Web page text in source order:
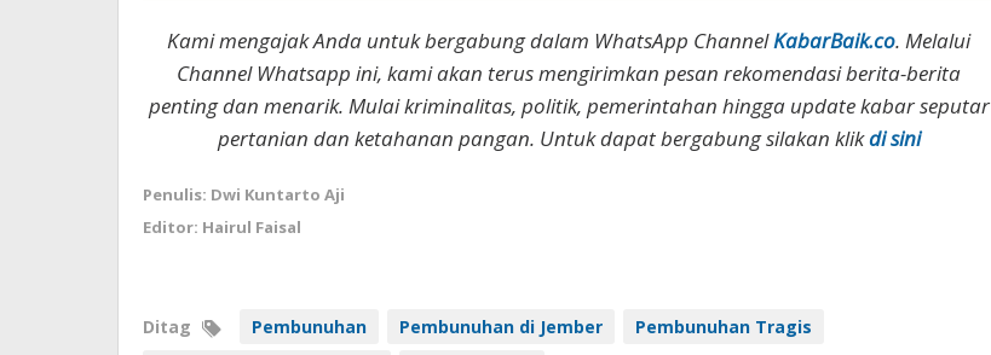
Kami mengajak Anda untuk bergabung dalam WhatsApp ChannelKabarBaik.co. Melalui
Channel Whatsapp ini, kami akan terus mengirimkan pesan rekomendasi berita-berita
penting dan menarik. Mulai kriminalitas, politik, pemerintahan hingga update kabar seputar
pertanian dan ketahanan pangan. Untuk dapat bergabung silakan klikdi sini
Penulis: Dwi Kuntarto Aji
Editor: Hairul Faisal
Ditag Pembunuhan Pembunuhan di Jember
Pembunuhan Tragis